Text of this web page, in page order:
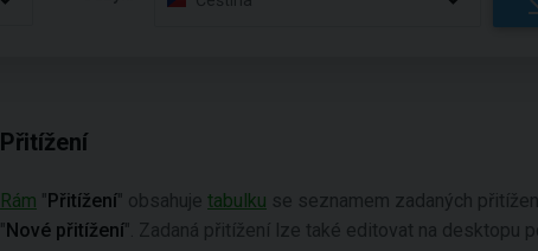
Přitížení
Rám "Přitížení" obsahuje tabulku se seznamem zadaných
"Nové přitížení". Zadaná přitížení lze také editovat na desktopu